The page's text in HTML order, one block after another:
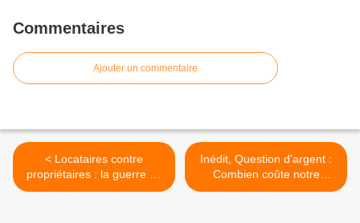
Commentaires
Ajouter un commentaire
< Locataires contre
propriétaires : la guerre du
logement est déclarée, ce
Inédit, Question d'argent :
Combien coûte notre
défense ? Le mardi